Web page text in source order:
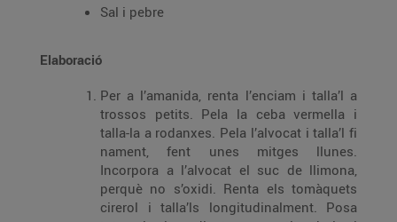
Sal i pebre
Elaboració
Per a l’amanida, renta l’enciam i talla’l a
trossos petits. Pela la ceba vermella i
talla-la a rodanxes. Pela l’alvocat i talla’l fi
nament, fent unes mitges llunes.
Incorpora a l’alvocat el suc de llimona,
perquè no s’oxidi. Renta els tomàquets
cirerol i talla’ls longitudinalment. Posa